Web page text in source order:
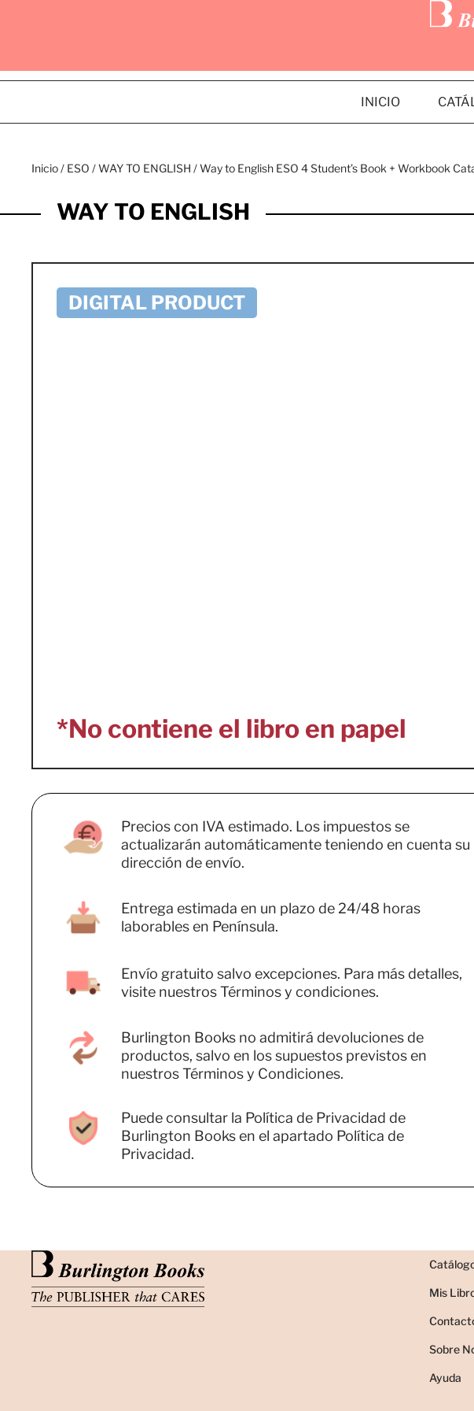
INICIO
Inicio/ ESO /WAY TO ENGLISH / Way to English ESO 4 Student’s Book + Workbook
WAY TO ENGLISH
Precios con IVA estimado. Los impuestos se
actualizarán automáticamente teniendo en cuenta su
dirección de envío.
Entrega estimada en un plazo de 24/48 horas
laborables en Península.
Envío gratuito salvo excepciones. Para más detalles,
visite nuestros Términos y condiciones.
Burlington Books no admitirá devoluciones de
productos, salvo en los supuestos previstos en
nuestros Términos y Condiciones.
Puede consultar la Política de Privacidad de
Burlington Books en el apartado Política de
Privacidad.
Mis
Sobre
Ayuda